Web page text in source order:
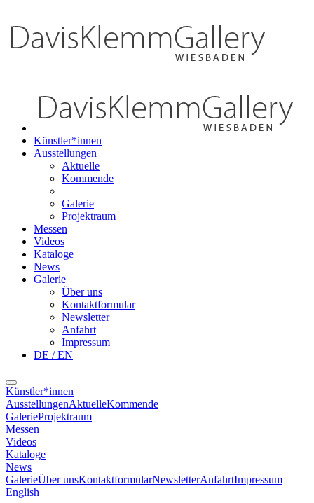
Künstler*innen
Ausstellungen
Aktuelle
Kommende
Galerie
Projektraum
Messen
Videos
Kataloge
News
Galerie
Über uns
Kontaktformular
Newsletter
Anfahrt
Impressum
DE / EN
Künstler*innen
AusstellungenAktuelleKommende
GalerieProjektraum
Messen
Videos
Kataloge
News
GalerieÜber unsKontaktformularNewsletterAnfahrtImpressum
English